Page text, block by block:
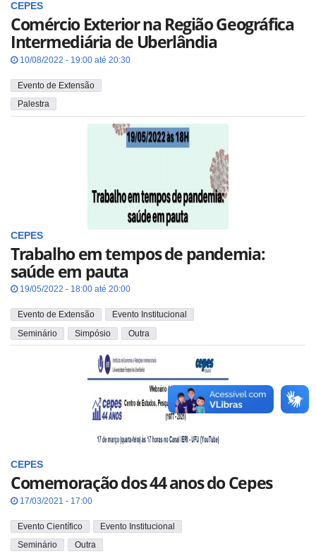
CEPES
Comércio Exterior na Região Geográfica
Intermediária de Uberlândia
10/08/2022 - 19:00 até 20:30
Evento de Extensão
Palestra
CEPES
Trabalho em tempos de pandemia:
saúde em pauta
19/05/2022 - 18:00 até 20:00
Evento de Extensão
Evento Institucional
Seminário
Simpósio Outra
CEPES
Comemoração dos 44 anos do Cepes
17/03/2021 - 17:00
Evento Científico
Evento Institucional
Seminário
Outra